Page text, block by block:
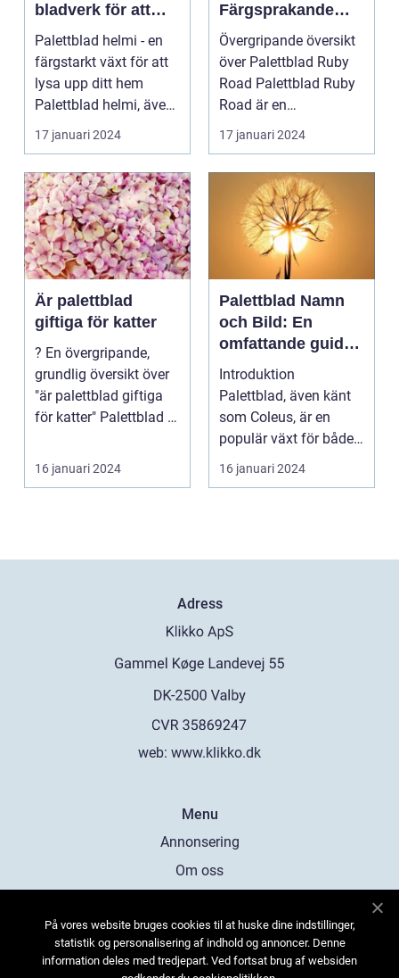
bladverk för att
lysa upp ditt hem
Palettblad helmi - en
färgstarkt växt för att
lysa upp ditt hem
Palettblad helmi, även
känt som col...
17 januari 2024
Färgsprakande
Favorit för
Hemmet
Övergripande översikt
över Palettblad Ruby
Road Palettblad Ruby
Road är en
prydnadsväxt som har
bli...
17 januari 2024
Är palettblad
giftiga för katter
? En övergripande,
grundlig översikt över
"är palettblad giftiga
för katter" Palettblad är
16 januari 2024
Palettblad Namn
och Bild: En
omfattande guide
för
trädgårdsälskare
Introduktion
Palettblad, även känt
som Coleus, är en
populär växt för både
inomhus och
utomhusbruk. ...
16 januari 2024
Adress
web: www.klikko.dk
Menu
Annonsering
Om oss
Kontakta oss
Sitemap
På vores website bruges cookies til at huske dine indstillinger,
statistik og personalisering af indhold og annoncer. Denne
information deles med tredjepart. Ved fortsat brug af websiden